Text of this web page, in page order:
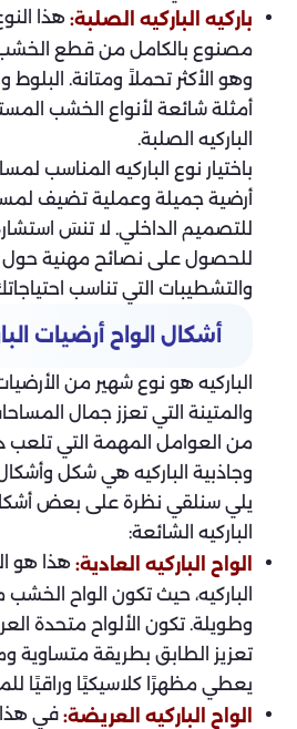
باركيه الباركيه الصلبة: هذا
مصنوع بالكامل من قطع الخشب
وهو الأكثر تحملاً ومتانة.
أمثلة شائعة لأنواع الخشب
الباركيه الصلبة.
باختيار نوع الباركيه المناسب
أرضية جميلة وعملية تضيف
للتصميم الداخلي. لا تنسَ استشارة
للحصول على نصائح مهنية حول
والتشطيبات التي تناسب
أشكال الواح أرضيات
الباركيه هو نوع شهير من
والمتينة التي تعزز جمال
من العوامل المهمة التي تلعب
وجاذبية الباركيه هي شكل وأشكال
يلي سنلقي نظرة على بعض
الباركيه الشائعة:
الواح الباركيه العادية: هذا هو
الباركيه، حيث تكون الواح
وطويلة. تكون الألواح متحدة
تعزيز الطابق بطريقة متساوية
يعطي مظهرًا كلاسيكيًا وراقيًا
الواح الباركيه العريضة: في هذا